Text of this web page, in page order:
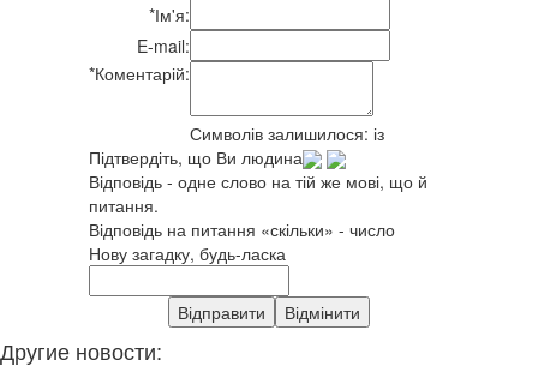
*Ім'я:
E-mail:
*Коментарій:
Символів залишилося: із
Підтвердіть, що Ви людина
Відповідь - одне слово на тій же мові, що й
питання.
Відповідь на питання «скільки» - число
Нову загадку, будь-ласка
Другие новости: